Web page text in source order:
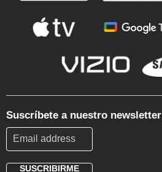
Suscríbete a nuestro newsletter
SUSCRIBIRME